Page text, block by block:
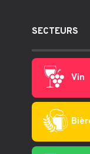
SECTEURS
Vin